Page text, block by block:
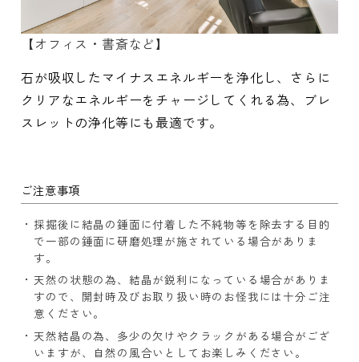
【オフィス・書斎など】
石が吸収したマイナスエネルギーを浄化し、さらに
クリアなエネルギーをチャージしてくれる為、ブレ
スレットの浄化等にも最適です。
ご注意事項
採掘後に結晶の錘面に付着した不純物等を除去する目的
で一部の錘面に研磨処理が施されている場合がありま
す。
天然の状態の為、結晶が鋭利になっている場合がありま
すので、開封時及びお取り扱い時のお怪我には十分ご注
意ください。
天然結晶の為、多少の欠けやクラックがある場合がござ
いますが、自然の風合いとしてお楽しみください。